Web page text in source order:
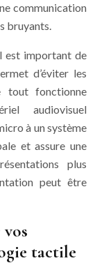
communication
bruyants.
est important de
d’éviter les
tout fonctionne
audiovisuel
à un système
et assure une
plus
peut être
tactile